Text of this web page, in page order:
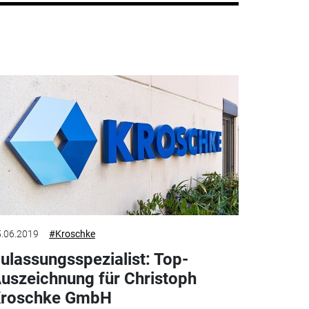
#Kroschke
Top-
für Christoph
GmbH